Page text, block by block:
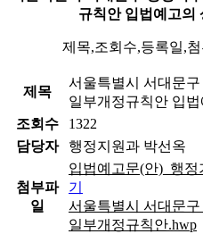
규칙안 입법예고의
제목,조회수,등록일,
제목
서울특별시 서대문
일부개정규칙안 입법
조회수
1322
담당자
행정지원과 박선옥
첨부파
일
입법예고문(안)_행정
기
서울특별시 서대문
일부개정규칙안.hwp